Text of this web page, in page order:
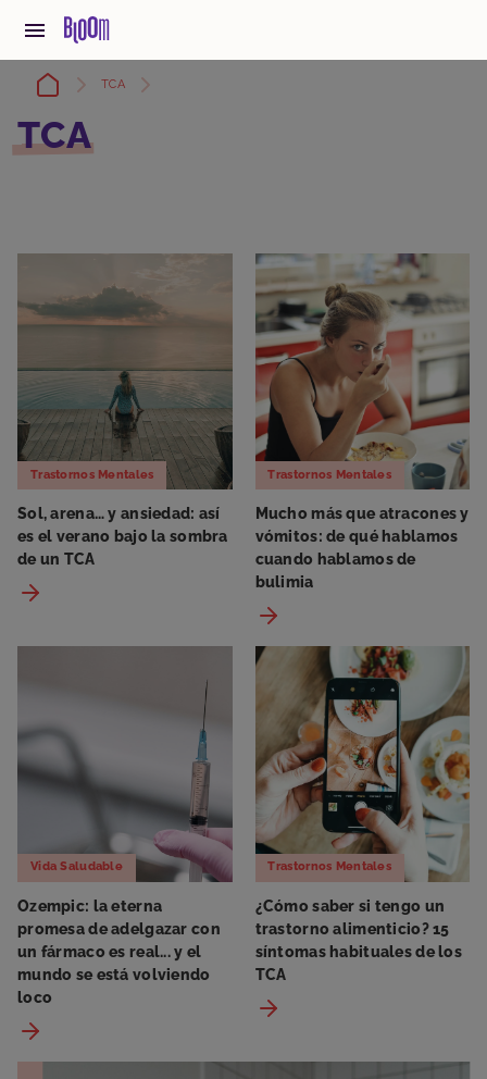
TCA
TCA
Trastornos Mentales
Sol, arena… y ansiedad: así
es el verano bajo la sombra
de un TCA
Trastornos Mentales
Mucho más que atracones y
vómitos: de qué hablamos
cuando hablamos de
bulimia
Vida Saludable
Ozempic: la eterna
promesa de adelgazar con
un fármaco es real... y el
mundo se está volviendo
loco
Trastornos Mentales
¿Cómo saber si tengo un
trastorno alimenticio? 15
síntomas habituales de los
TCA